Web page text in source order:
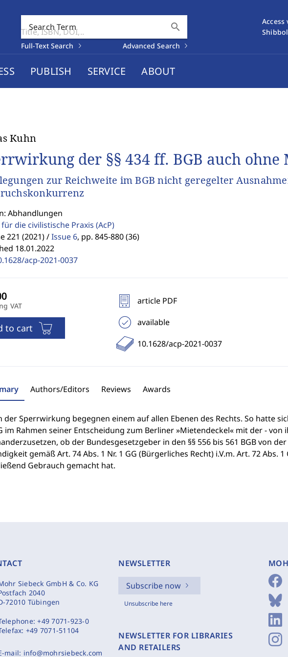
Search Term search
Full-Text Search Advanced Search
PUBLISH SERVICE ABOUT
Kuhn
der §§ 434 ff. BGB auch ohne
zur Reichweite im BGB nicht geregelter
Abhandlungen
die civilistische Praxis (AcP)
221 (2021) / Issue 6, pp. 845-880 (36)
18.01.2022
acp-2021-0037
VAT
to cart
article PDF
available
10.1628/acp-2021-0037
Authors/Editors Reviews Awards
der Sperrwirkung begegnen einem auf allen Ebenen des Rechts. So hatte
im Rahmen seiner Entscheidung zum Berliner »Mietendeckel« mit der - von
ob der Bundesgesetzgeber in den §§ 556 bis 561 BGB von
gemäß Art. 74 Abs. 1 Nr. 1 GG (Bürgerliches Recht) i.V.m. Art. 72 Abs.
Gebrauch gemacht hat.
Siebeck GmbH & Co. KG
2040
72010 Tübingen
+49 7071-923-0
+49 7071-51104
mail: info@mohrsiebeck.com
NEWSLETTER
Subscribe now
Unsubscribe here
NEWSLETTER FOR LIBRARIES
AND RETAILERS